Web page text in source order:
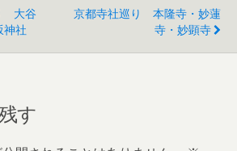
大谷
神社
京都寺社巡り 本隆寺・妙蓮
寺・妙顕寺
す